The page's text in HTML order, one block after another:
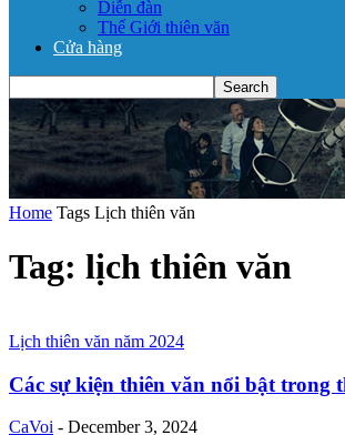
Diễn đàn
Thế Giới thiên văn
Cửa hàng
Home Tags Lịch thiên văn
Tag: lịch thiên văn
Lịch thiên văn năm 2024
Các sự kiện thiên văn nổi bật trong
CaVoi - December 3, 2024